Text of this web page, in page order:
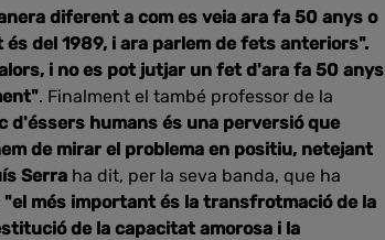
diferent a com es veia ara fa 50 anys o
del 1989, i ara parlem de fets anteriors".
i no es pot jutjar un fet d'ara fa 50 anys
. Finalment el també professor de la
d'éssers humans és una perversió que
de mirar el problema en positiu, netejant
Serra ha dit, per la seva banda, que ha
"el més important és la transfrotmació de la
de la capacitat amorosa i la